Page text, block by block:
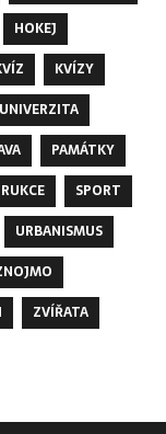
HOKEJ
KVÍZY
PAMÁTKY
SPORT
URBANISMUS
ZVÍŘATA